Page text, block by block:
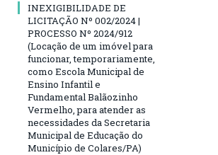
INEXIGIBILIDADE DE
LICITAÇÃO Nº 002/2024 |
PROCESSO Nº 2024/912
(Locação de um imóvel para
funcionar, temporariamente,
como Escola Municipal de
Ensino Infantil e
Fundamental Balãozinho
Vermelho, para atender as
necessidades da Secretaria
Municipal de Educação do
Município de Colares/PA)